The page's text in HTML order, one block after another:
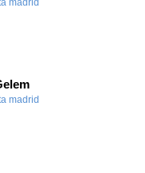
madrid
madrid